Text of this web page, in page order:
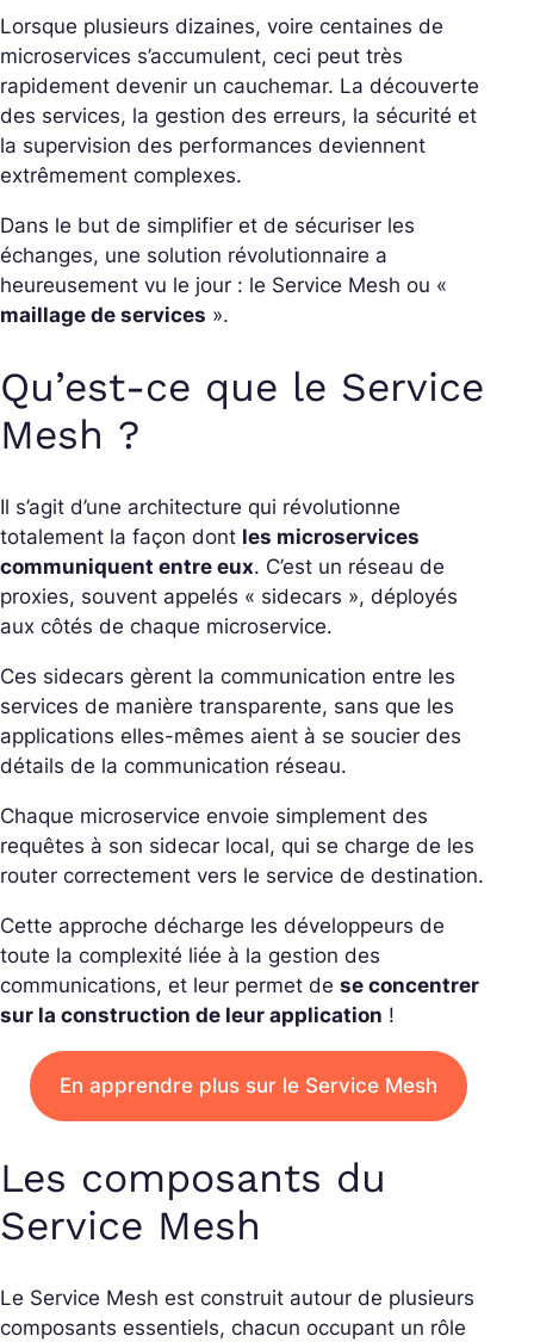
Lorsque plusieurs dizaines, voire centaines de
microservices s’accumulent, ceci peut très
rapidement devenir un cauchemar. La découverte
des services, la gestion des erreurs, la sécurité et
la supervision des performances deviennent
extrêmement complexes.
Dans le but de simplifier et de sécuriser les
échanges, une solution révolutionnaire a
heureusement vu le jour : le Service Mesh ou «
maillage de services ».
Qu’est-ce que le Service
Mesh ?
Il s’agit d’une architecture qui révolutionne
totalement la façon dont les microservices
communiquent entre eux. C’est un réseau de
proxies, souvent appelés « sidecars », déployés
aux côtés de chaque microservice.
Ces sidecars gèrent la communication entre les
services de manière transparente, sans que les
applications elles-mêmes aient à se soucier des
détails de la communication réseau.
Chaque microservice envoie simplement des
requêtes à son sidecar local, qui se charge de les
router correctement vers le service de destination.
Cette approche décharge les développeurs de
toute la complexité liée à la gestion des
communications, et leur permet de se concentrer
sur la construction de leur application !
En apprendre plus sur le Service Mesh
Les composants du
Service Mesh
Le Service Mesh est construit autour de plusieurs
composants essentiels, chacun occupant un rôle